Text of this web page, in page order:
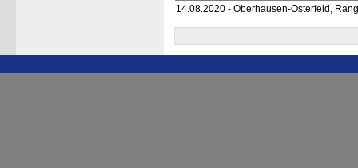
14.08.2020 - Oberhausen-Osterfeld,